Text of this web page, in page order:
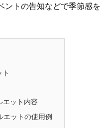
ントの告知などで季節感を
エット内容
エットの使用例